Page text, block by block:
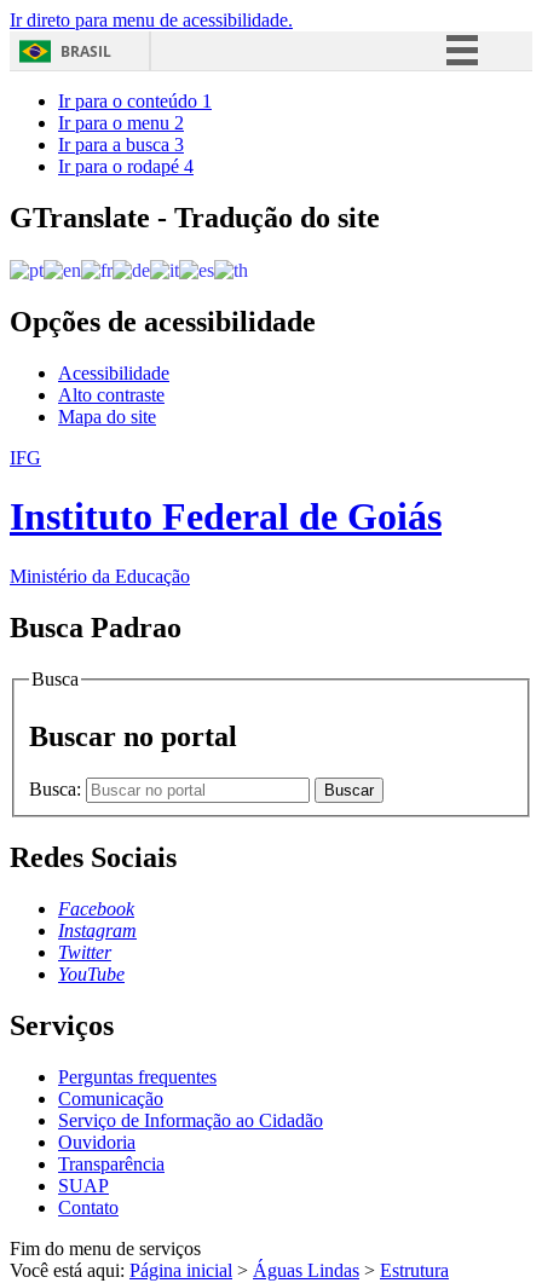
Ir direto para menu de acessibilidade.
BRASIL
Acesso à informação
Ir para o conteúdo 1
Ir para o menu 2
Ir para a busca 3
Ir para o rodapé 4
GTranslate - Tradução do site
Opções de acessibilidade
Acessibilidade
Alto contraste
Mapa do site
IFG
Instituto Federal de Goiás
Ministério da Educação
Busca Padrao
Busca
Buscar no portal
Busca: Buscar
Redes Sociais
Facebook
Instagram
Twitter
YouTube
Serviços
Perguntas frequentes
Comunicação
Serviço de Informação ao Cidadão
Ouvidoria
Transparência
SUAP
Contato
Fim do menu de serviços
Você está aqui: Página inicial > Águas Lindas > Estrutura